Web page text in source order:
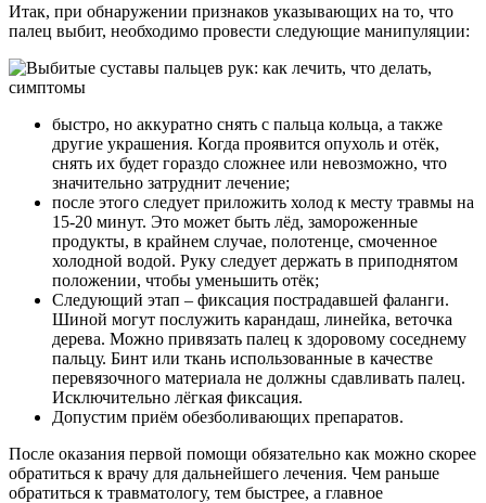
Итак, при обнаружении признаков указывающих на то, что
палец выбит, необходимо провести следующие манипуляции:
быстро, но аккуратно снять с пальца кольца, а также
другие украшения. Когда проявится опухоль и отёк,
снять их будет гораздо сложнее или невозможно, что
значительно затруднит лечение;
после этого следует приложить холод к месту травмы на
15-20 минут. Это может быть лёд, замороженные
продукты, в крайнем случае, полотенце, смоченное
холодной водой. Руку следует держать в приподнятом
положении, чтобы уменьшить отёк;
Следующий этап – фиксация пострадавшей фаланги.
Шиной могут послужить карандаш, линейка, веточка
дерева. Можно привязать палец к здоровому соседнему
пальцу. Бинт или ткань использованные в качестве
перевязочного материала не должны сдавливать палец.
Исключительно лёгкая фиксация.
Допустим приём обезболивающих препаратов.
После оказания первой помощи обязательно как можно скорее
обратиться к врачу для дальнейшего лечения. Чем раньше
обратиться к травматологу, тем быстрее, а главное